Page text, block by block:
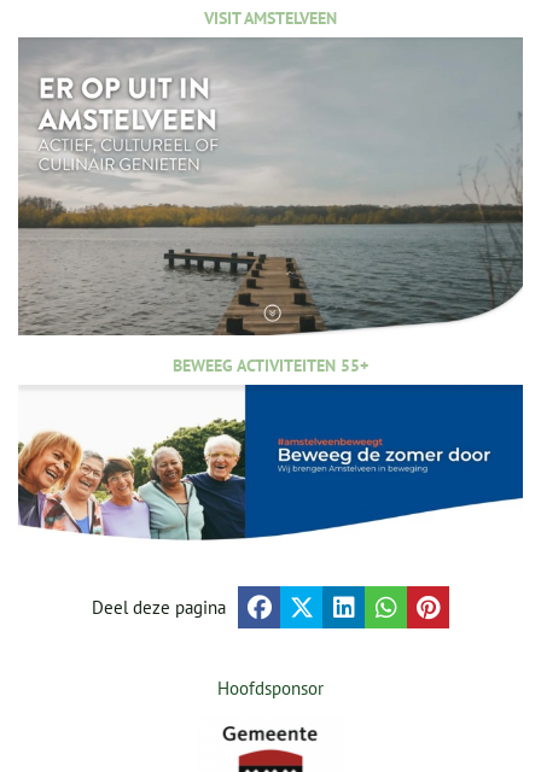
VISIT AMSTELVEEN
BEWEEG ACTIVITEITEN 55+
Deel deze pagina
Hoofdsponsor